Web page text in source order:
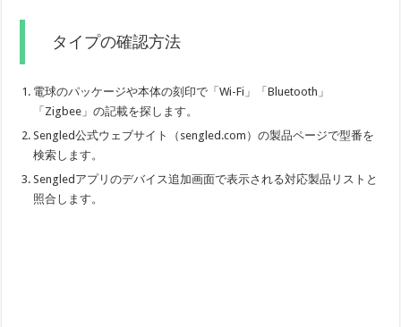
タイプの確認方法
電球のパッケージや本体の刻印で「Wi-Fi」「Bluetooth」
「Zigbee」の記載を探します。
Sengled公式ウェブサイト（sengled.com）の製品ページで型番を
検索します。
Sengledアプリのデバイス追加画面で表示される対応製品リストと
照合します。